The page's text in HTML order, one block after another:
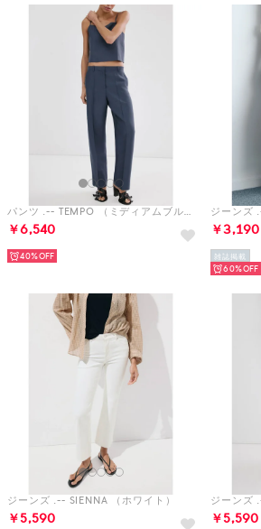
パンツ .-- TEMPO （ミディアムブルー）
￥6,540
40%
￥3,190
雑誌掲載
60%
ジーンズ .-- SIENNA （ホワイト）
￥5,590 ￥5,590